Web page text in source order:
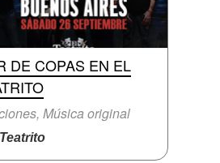
DE COPAS EN EL
Música original